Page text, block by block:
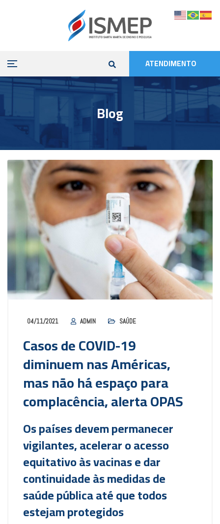
ATENDIMENTO
Blog
04/11/2021 ADMIN SAÚDE
Casos de COVID-19
diminuem nas Américas,
mas não há espaço para
complacência, alerta OPAS
Os países devem permanecer
vigilantes, acelerar o acesso
equitativo às vacinas e dar
continuidade às medidas de
saúde pública até que todos
estejam protegidos